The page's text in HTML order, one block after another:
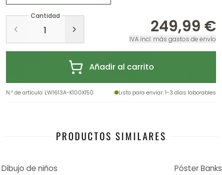
Cantidad
249,99 €
IVA incl. más gastos de envío
Añadir al carrito
N.º de artículo: LW1613A-K100X150 Listo para enviar: 1-3 días laborables
PRODUCTOS SIMILARES
de niños
Póster